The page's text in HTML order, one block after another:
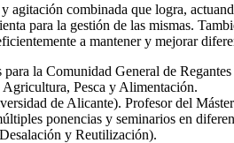
combinada que logra,
para la gestión de las mismas.
a mantener y mejorar
la Comunidad General de
Pesca y Alimentación.
de Alicante). Profesor del
ponencias y seminarios en
y Reutilización).